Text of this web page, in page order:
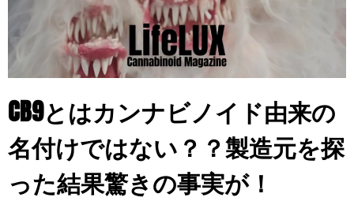
CB9とはカンナビノイド由来の
名付けではない？？製造元を探
った結果驚きの事実が！